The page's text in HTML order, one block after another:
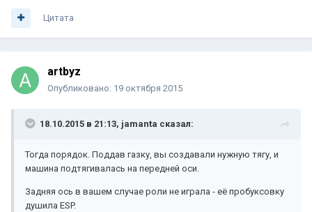
Цитата
artbyz
Опубликовано: 19 октября 2015
18.10.2015 в 21:13, jamanta сказал:
Тогда порядок. Поддав газку, вы создавали нужную тягу, и
машина подтягивалась на передней оси.
Задняя ось в вашем случае роли не играла - её пробуксовку
душила ESP.